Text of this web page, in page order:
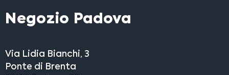
Negozio Padova
Via Lidia Bianchi, 3
Ponte di Brenta